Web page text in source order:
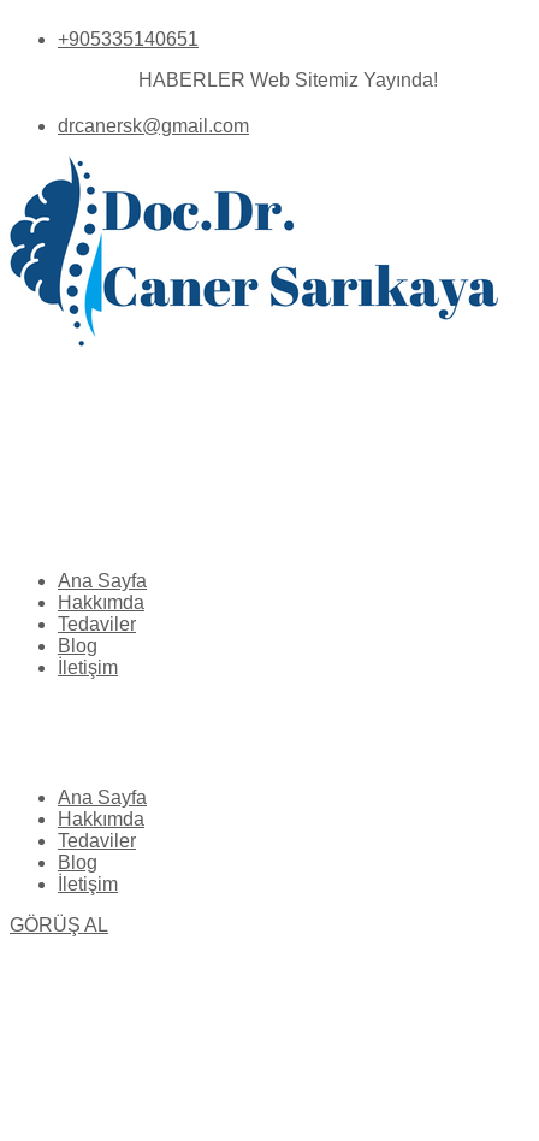
+905335140651
HABERLER Web Sitemiz Yayında!
drcanersk@gmail.com
Ana Sayfa
Hakkımda
Tedaviler
Blog
İletişim
Ana Sayfa
Hakkımda
Tedaviler
Blog
İletişim
GÖRÜŞ AL